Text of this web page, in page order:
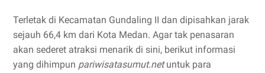
Terletak di Kecamatan Gundaling II dan dipisahkan jarak
sejauh 66,4 km dari Kota Medan. Agar tak penasaran
akan sederet atraksi menarik di sini, berikut informasi
yang dihimpun pariwisatasumut.netuntuk para